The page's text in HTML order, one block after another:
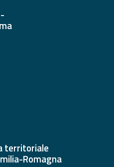
territoriale
Romagna